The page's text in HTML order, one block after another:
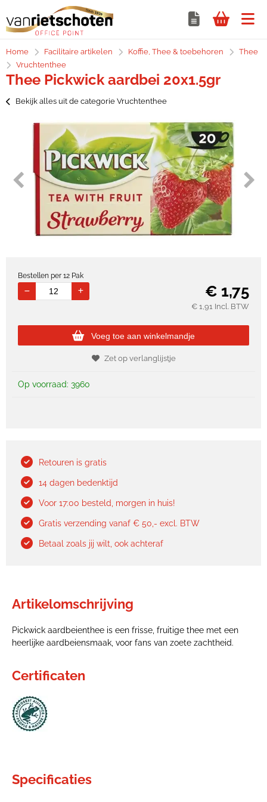
Home Facilitaire artikelen Koffie, Thee & toebehoren
Thee
Vruchtenthee
Thee Pickwick aardbei 20x1.5gr
Bekijk alles uit de categorie Vruchtenthee
Bestellen per 12 Pak
€ 1,75
€ 1,91 Incl. BTW
Voeg toe aan winkelmandje
Zet op verlanglijstje
Op voorraad: 3960
Retouren is gratis
14 dagen bedenktijd
Voor 17:00 besteld, morgen in huis!
Gratis verzending vanaf € 50,- excl. BTW
Betaal zoals jij wilt, ook achteraf
Artikelomschrijving
Pickwick aardbeienthee is een frisse, fruitige thee met een
heerlijke aardbeiensmaak, voor fans van zoete zachtheid.
Certificaten
Specificaties